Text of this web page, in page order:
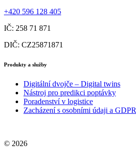
+420 596 128 405
IČ: 258 71 871
DIČ: CZ25871871
Produkty a služby
Digitální dvojče – Digital twins
Nástroj pro predikci poptávky
Poradenství v logistice
Zacházení s osobními údaji a GDPR
© 2026